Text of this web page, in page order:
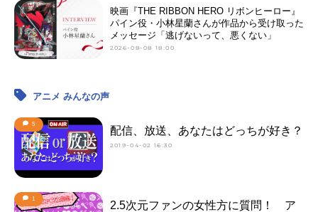
映画『THE RIBBON HERO リボンヒーロー』
パイン役・小林星蘭さんが作品から受け取った
メッセージ「逃げないって、悪くない」
2026-08-08 18:00
アニメ みんなの声
5
配信、放送、あなたはどっちが好き？
2019-04-02 16:30
1
2.5次元ファンの女性方に質問！ ア